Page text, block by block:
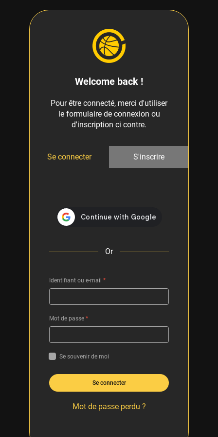
Welcome back !
Pour être connecté, merci d'utiliser
le formulaire de connexion ou
d'inscription ci contre.
Se connecter S'inscrire
Or
Identifiant ou e-mail *
Mot de passe *
Se souvenir de moi
Se connecter
Mot de passe perdu ?